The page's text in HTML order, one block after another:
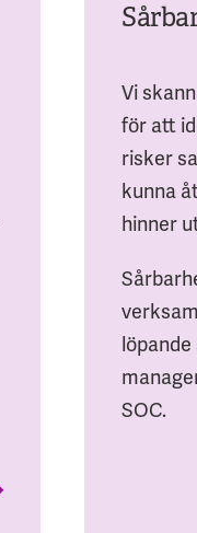
Vi
för att
risker
kunna
hinner
löpande
SOC.